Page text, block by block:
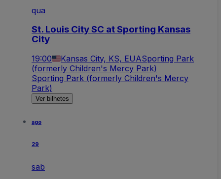
qua
St. Louis City SC at Sporting Kansas
City
19:00 Kansas City, KS, EUASporting Park
(formerly Children's Mercy Park)
Sporting Park (formerly Children's Mercy
Park)
Ver bilhetes
ago
29
sab